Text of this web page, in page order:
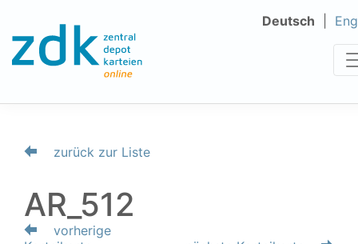
Deutsch
zurück zur Liste
AR_512
vorherige